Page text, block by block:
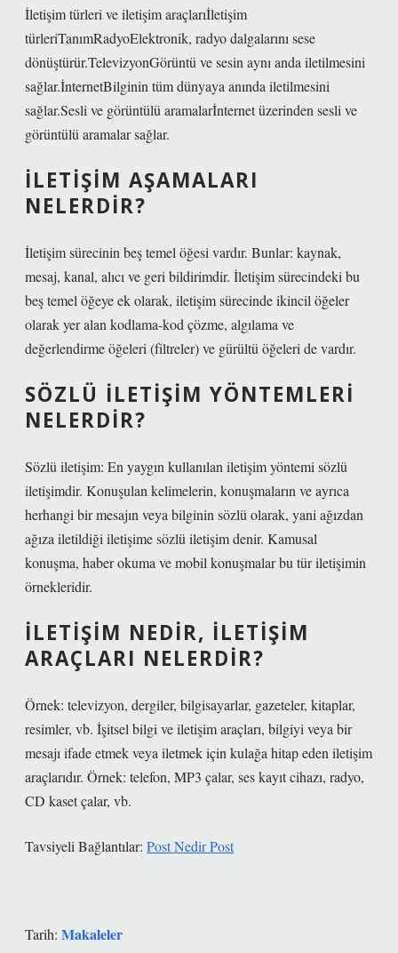
İletişim türleri ve iletişim araçlarıİletişim
türleriTanımRadyoElektronik, radyo dalgalarını sese
dönüştürür.TelevizyonGörüntü ve sesin aynı anda iletilmesini
sağlar.İnternetBilginin tüm dünyaya anında iletilmesini
sağlar.Sesli ve görüntülü aramalarİnternet üzerinden sesli ve
görüntülü aramalar sağlar.
İLETIŞIM AŞAMALARI
NELERDIR?
İletişim sürecinin beş temel öğesi vardır. Bunlar: kaynak,
mesaj, kanal, alıcı ve geri bildirimdir. İletişim sürecindeki bu
beş temel öğeye ek olarak, iletişim sürecinde ikincil öğeler
olarak yer alan kodlama-kod çözme, algılama ve
değerlendirme öğeleri (filtreler) ve gürültü öğeleri de vardır.
SÖZLÜ ILETIŞIM YÖNTEMLERI
NELERDIR?
Sözlü iletişim: En yaygın kullanılan iletişim yöntemi sözlü
iletişimdir. Konuşulan kelimelerin, konuşmaların ve ayrıca
herhangi bir mesajın veya bilginin sözlü olarak, yani ağızdan
ağıza iletildiği iletişime sözlü iletişim denir. Kamusal
konuşma, haber okuma ve mobil konuşmalar bu tür iletişimin
örnekleridir.
İLETIŞIM NEDIR, ILETIŞIM
ARAÇLARI NELERDIR?
Örnek: televizyon, dergiler, bilgisayarlar, gazeteler, kitaplar,
resimler, vb. İşitsel bilgi ve iletişim araçları, bilgiyi veya bir
mesajı ifade etmek veya iletmek için kulağa hitap eden iletişim
araçlarıdır. Örnek: telefon, MP3 çalar, ses kayıt cihazı, radyo,
CD kaset çalar, vb.
Tavsiyeli Bağlantılar: Post Nedir Post
Tarih: Makaleler